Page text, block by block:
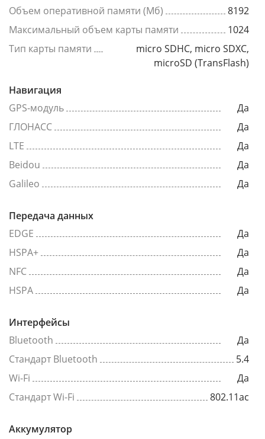
Объем оперативной памяти (Мб)
8192
Максимальный объем карты памяти
1024
Тип карты памяти
micro SDHC, micro SDXC,
microSD (TransFlash)
Навигация
GPS-модуль
Да
ГЛОНАСС
Да
LTE
Да
Beidou
Да
Galileo
Да
Передача данных
EDGE
Да
HSPA+
Да
NFC
Да
HSPA
Да
Интерфейсы
Bluetooth
Да
Стандарт Bluetooth
5.4
Wi-Fi
Да
Стандарт Wi-Fi
802.11ac
Аккумулятор